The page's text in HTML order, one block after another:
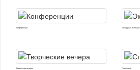
Конференции Экскурсии и лекции
Творческие вечера Спектакли